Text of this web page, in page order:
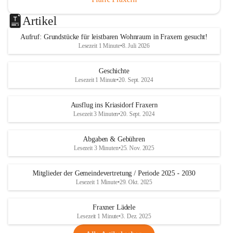
Artikel
Aufruf: Grundstücke für leistbaren Wohnraum in Fraxern gesucht!
Lesezeit 1 Minute•8. Juli 2026
Geschichte
Lesezeit 1 Minute•20. Sept. 2024
Ausflug ins Kriasidorf Fraxern
Lesezeit 3 Minuten•20. Sept. 2024
Abgaben & Gebühren
Lesezeit 3 Minuten•25. Nov. 2025
Mitglieder der Gemeindevertretung / Periode 2025 - 2030
Lesezeit 1 Minute•29. Okt. 2025
Fraxner Lädele
Lesezeit 1 Minute•3. Dez. 2025